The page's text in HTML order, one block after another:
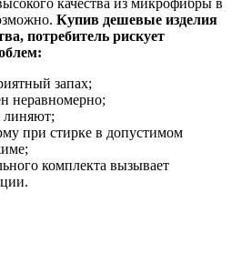
Купив дешевые изделия
потребитель рискует
запах;
неравномерно;
линяют;
при стирке в допустимом
комплекта вызывает